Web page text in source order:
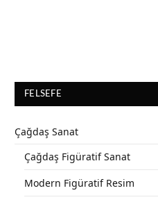
FELSEFE
Çağdaş Sanat
Çağdaş Figüratif Sanat
Modern Figüratif Resim